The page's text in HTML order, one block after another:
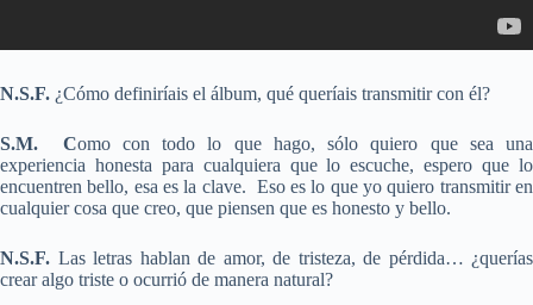
N.S.F. ¿Cómo definiríais el álbum, qué queríais transmitir con él?
S.M. Como con todo lo que hago, sólo quiero que sea una
experiencia honesta para cualquiera que lo escuche, espero que lo
encuentren bello, esa es la clave. Eso es lo que yo quiero transmitir en
cualquier cosa que creo, que piensen que es honesto y bello.
N.S.F. Las letras hablan de amor, de tristeza, de pérdida… ¿querías
crear algo triste o ocurrió de manera natural?